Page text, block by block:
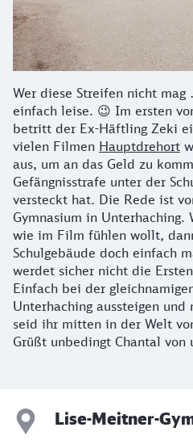
Wer diese Streifen nicht
einfach leise. 😉 Im ersten
betritt der Ex-Häftling Zeki
vielen Filmen Hauptdrehort
aus, um an das Geld zu
Gefängnisstrafe unter der
versteckt hat. Die Rede ist
Gymnasium in Unterhaching.
wie im Film fühlen wollt,
Schulgebäude doch einfach
werdet sicher nicht die
Einfach bei der
Unterhaching aussteigen
seid ihr mitten in der Welt
Grüßt unbedingt Chantal von
Lise-Meitner-